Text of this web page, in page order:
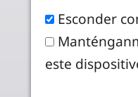
Esconder
este